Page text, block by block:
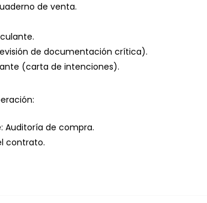
de venta.
de documentación crítica).
(carta de intenciones).
Auditoría de compra.
contrato.